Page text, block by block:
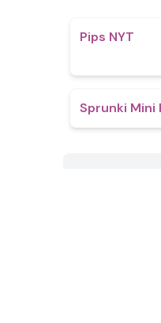
Pips NYT
Sprunki Mini